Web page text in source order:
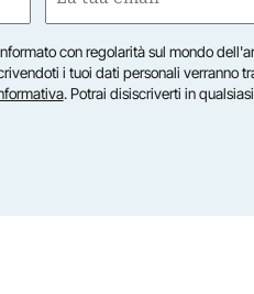
con regolarità sul mondo
i tuoi dati personali verranno
. Potrai disiscriverti in